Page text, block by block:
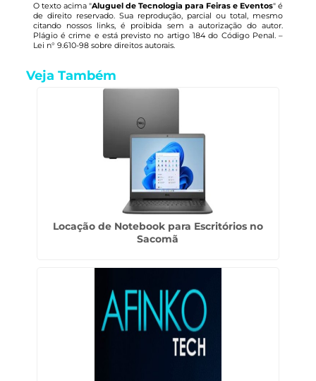
O texto acima "Aluguel de Tecnologia para Feiras e Eventos" é
de direito reservado. Sua reprodução, parcial ou total, mesmo
citando nossos links, é proibida sem a autorização do autor.
Plágio é crime e está previsto no artigo 184 do Código Penal. –
Lei n° 9.610-98 sobre direitos autorais.
Veja Também
Locação de Notebook para Escritórios no
Sacomã